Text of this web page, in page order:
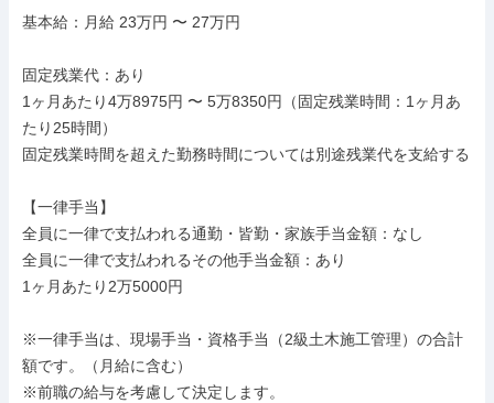
基本給：月給 23万円 〜 27万円
固定残業代：あり
1ヶ月あたり4万8975円 〜 5万8350円（固定残業時間：1ヶ月あ
たり25時間）
固定残業時間を超えた勤務時間については別途残業代を支給する
【一律手当】
全員に一律で支払われる通勤・皆勤・家族手当金額：なし
全員に一律で支払われるその他手当金額：あり
1ヶ月あたり2万5000円
※一律手当は、現場手当・資格手当（2級土木施工管理）の合計
額です。（月給に含む）
※前職の給与を考慮して決定します。